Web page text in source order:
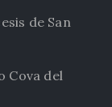
de San
Cova del